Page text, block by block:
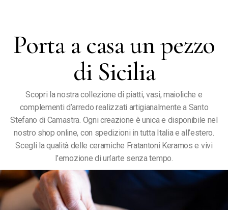
Porta a casa un pezzo
di Sicilia
Scopri la nostra collezione di piatti, vasi, maioliche e
complementi d’arredo realizzati artigianalmente a Santo
Stefano di Camastra. Ogni creazione è unica e disponibile nel
nostro shop online, con spedizioni in tutta Italia e all’estero.
Scegli la qualità delle ceramiche Fratantoni Keramos e vivi
l’emozione di un’arte senza tempo.